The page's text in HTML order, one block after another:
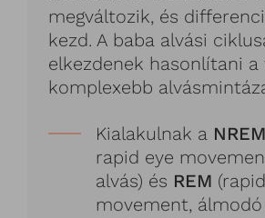
megváltozik, és
kezd. A baba alvási
elkezdenek hasonlítani
komplexebb
Kialakulnak a NREM
rapid eye
alvás) és REM
movement, álmodó